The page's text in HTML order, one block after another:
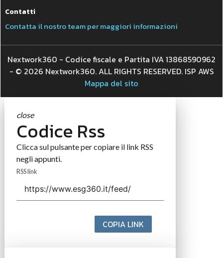
Contatti
Contatta il nostro team per maggiori informazioni
Nextwork360 - Codice fiscale e Partita IVA 13868590962
- © 2026 Nextwork360. ALL RIGHTS RESERVED. ISP AWS
Mappa del sito
close
Codice Rss
Clicca sul pulsante per copiare il link RSS
negli appunti.
RSS link
COPIA LINK